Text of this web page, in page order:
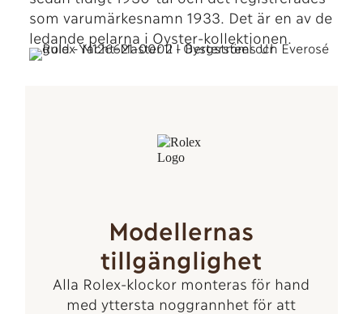
som varumärkesnamn 1933. Det är en av de
ledande pelarna i Oyster-kollektionen.
Modellernas
tillgänglighet
Alla Rolex-klockor monteras för hand
med yttersta noggrannhet för att